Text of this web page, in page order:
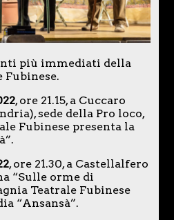
più immediati della
Fubinese.
, ore 21.15, a Cuccaro
sede della Pro loco,
Fubinese presenta la
, ore 21.30, a Castellalfero
“Sulle orme di
Teatrale Fubinese
“Ansansà”.